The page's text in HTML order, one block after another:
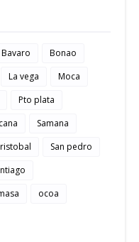
Bavaro
Bonao
La vega
Moca
Pto plata
Samana
San pedro
ocoa